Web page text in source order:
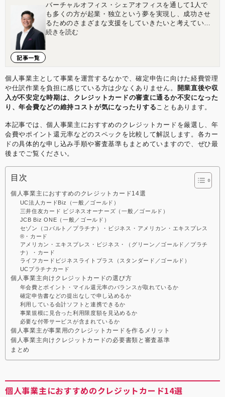
広島店 広島県広島市中区大手町1-1-20 相生橋ビル7階
A号室 https://virtualoffice1.jp/
記事一覧
バーチャルオフィス・シェアオフィスを通して1人で
も多くの方が起業・独立という夢を実現し、成功させ
るためのさまざまな支援をしていきたいと考えていま
す。企業を経営していくことはつらい面もあります
成。社内制度では週休4日制の正社員制度を導入する
などの常識にとらわれない経営を目指しています。
【学歴】 筑波大学中退 ゴールデンゲート大学大学院
卒業(Master of Accountancy) 【メディア掲載・セミ
ナー登壇事例】 起業家にとって必要なリソースを最大
限に提供するシェアオフィス 嫌われるNG行動はこ
れ！覚えておきたいシェアオフィスやコワーキングス
ペースのマナー “バーチャルオフィス” “シェアオフィ
ス” “レンタルオフィス”どれを選んだらいいの？ 〜ナ
レッジソサエティ久田社長に聞いてみた 複業人事戦略
会議 #2 ～週休4日制正社員！？多様な働き方が生む効
果とは？～ ここでしか聞けない、創業現場のリアル
(東京都中小企業診断士協会青年部主催) 起業を目指す
若者へ「週休４日制」の提案 社内勉強会レポート ス
トリートアカデミー 久田敦史 Yahoo知恵袋 法人カー
ド調査部 バーチャルオフィス1
続きを読む
個人事業主として事業を運営するなかで、確定申告に向けた経費管理
や仕訳作業を負担に感じている方は少なくありません。 開業直後や収
入が不安定な時期は、クレジットカードの審査に通るか不安になった
り、年会費などの維持コストが気になったりする こともあります。
本記事では、個人事業主におすすめのクレジットカードを厳選し、年
会費やポイント還元率などのスペックを比較して解説します。各カー
ドの具体的な申し込み手順や審査基準もまとめていますので、ぜひ最
後までご覧ください。
目次
個人事業主におすすめのクレジットカード14選
UC法人カードBiz（一般／ゴールド）
三井住友カード ビジネスオーナーズ（一般／ゴールド）
JCB Biz ONE（一般／ゴールド）
セゾン（コバルト／プラチナ）・ビジネス・アメリカン・エキスプレス
®・カード
アメリカン・エキスプレス・ビジネス・（グリーン／ゴールド／プラチ
ナ）・カード
ライフカードビジネスライトプラス（スタンダード／ゴールド）
UCプラチナカード
個人事業主向けクレジットカードの選び方
年会費とポイント・マイル還元率のバランスが取れているか
確定申告書などの提出なしで申し込めるか
利用している会計ソフトと連携できるか
事業規模に見合った利用限度額を見込めるか
必要な付帯サービスが含まれているか
個人事業主が事業用のクレジットカードを作るメリット
個人事業主向けクレジットカードの必要書類と審査基準
まとめ
個人事業主におすすめのクレジットカード14選